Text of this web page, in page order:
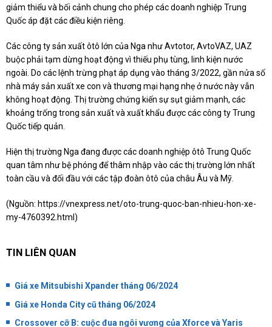
giảm thiểu và bối cảnh chung cho phép các doanh nghiệp Trung
Quốc áp đặt các điều kiện riêng.
Các công ty sản xuất ôtô lớn của Nga như Avtotor, AvtoVAZ, UAZ
buộc phải tạm dừng hoạt động vì thiếu phụ tùng, linh kiện nước
ngoài. Do các lệnh trừng phạt áp dụng vào tháng 3/2022, gần nửa số
nhà máy sản xuất xe con và thương mại hạng nhẹ ở nước này vẫn
không hoạt động. Thị trường chứng kiến sự sụt giảm mạnh, các
khoảng trống trong sản xuất và xuất khẩu được các công ty Trung
Quốc tiếp quản.
Hiện thị trường Nga đang được các doanh nghiệp ôtô Trung Quốc
quan tâm như bệ phóng để thâm nhập vào các thị trường lớn nhất
toàn cầu và đối đầu với các tập đoàn ôtô của châu Âu và Mỹ.
(Nguồn: https://vnexpress.net/oto-trung-quoc-ban-nhieu-hon-xe-
my-4760392.html )
TIN LIÊN QUAN
Giá xe Mitsubishi Xpander tháng 06/2024
Giá xe Honda City cũ tháng 06/2024
Crossover cỡ B: cuộc đua ngôi vương của Xforce và Yaris